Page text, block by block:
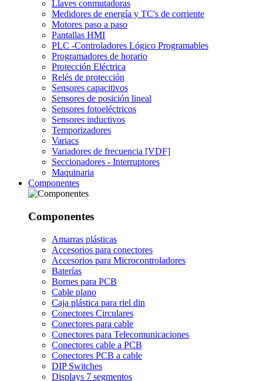
Llaves conmutadoras
Medidores de energía y TC's de corriente
Motores paso a paso
Pantallas HMI
PLC -Controladores Lógico Programables
Programadores de horario
Protección Eléctrica
Relés de protección
Sensores capacitivos
Sensores de posición lineal
Sensores fotoeléctricos
Sensores inductivos
Temporizadores
Variacs
Variadores de frecuencia [VDF]
Seccionadores - Interruptores
Maquinaria
Componentes
Componentes
Amarras plásticas
Accesorios para conectores
Accesorios para Microcontroladores
Baterías
Bornes para PCB
Cable plano
Caja plástica para riel din
Conectores Circulares
Conectores para cable
Conectores para Telecomunicaciones
Conectores cable a PCB
Conectores PCB a cable
DIP Switches
Displays 7 segmentos